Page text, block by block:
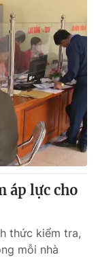
áp lực cho
thức kiểm tra,
mỗi nhà